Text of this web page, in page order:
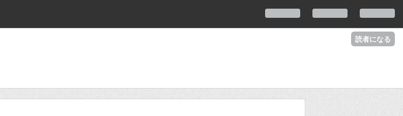
読者になる